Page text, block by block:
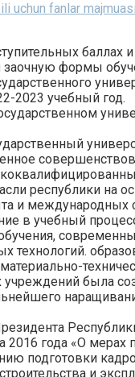
uchun fanlar
баллах
заочную формы
2023 учебный год.
республики на
и международных
в учебный
технологий.
учреждений была
2016 года «О мерах
подготовки
и